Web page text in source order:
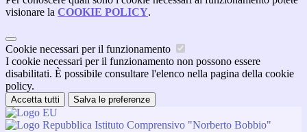
visionare la COOKIE POLICY.
Cookie necessari per il funzionamento
I cookie necessari per il funzionamento non possono essere
disabilitati. È possibile consultare l'elenco nella pagina della cookie
policy.
Accetta tutti Salva le preferenze
Istituto Comprensivo "Norberto Bobbio"